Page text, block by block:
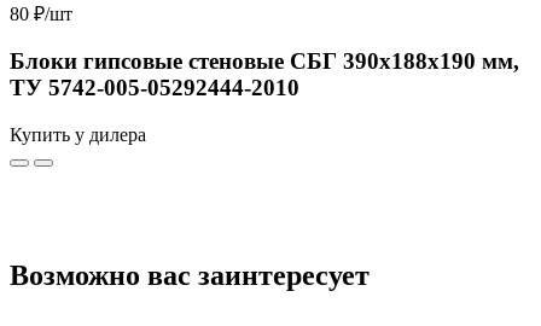
80 ₽/шт
Блоки гипсовые стеновые СБГ 390х188х190 мм,
ТУ 5742-005-05292444-2010
Купить у дилера
Возможно вас заинтересует